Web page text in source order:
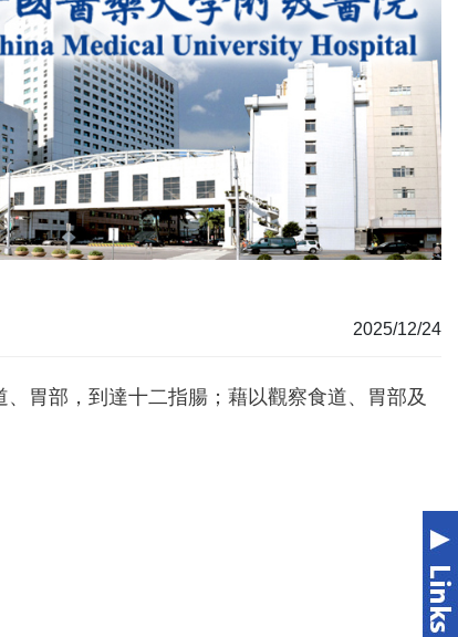
2025/12/24
胃部，到達十二指腸；藉以觀察食道、胃部及